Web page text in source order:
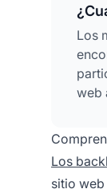
Los
web
Los
sitio